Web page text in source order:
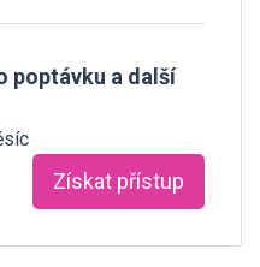
poptávku a další
Získat přístup